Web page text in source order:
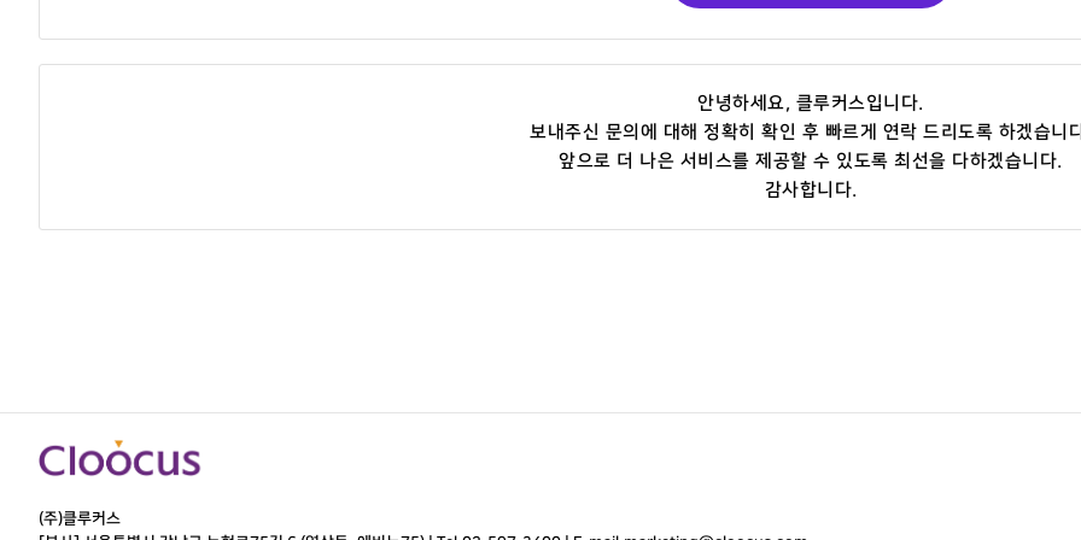
안녕하세요, 클루커스입니다.
보내주신 문의에 대해 정확히 확인 후 빠르게 연락 드리도록 하겠습니
앞으로 더 나은 서비스를 제공할 수 있도록 최선을 다하겠습니다.
감사합니다.
(주)클루커스